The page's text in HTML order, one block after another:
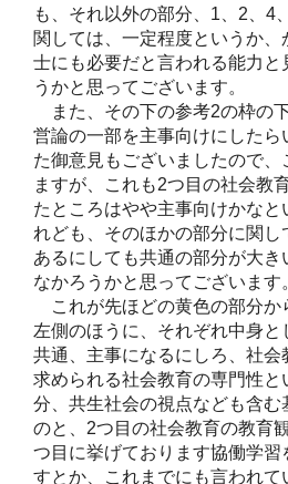
も、それ以外の部分、1、2、4
関しては、一定程度というか
士にも必要だと言われる能力と
うかと思ってございます。
また、その下の参考2の枠の
営論の一部を主事向けにしたら
た御意見もございましたので
ますが、これも2つ目の社会教
たところはやや主事向けかな
れども、そのほかの部分に関
あるにしても共通の部分が大
なかろうかと思ってございます
これが先ほどの黄色の部分か
左側のほうに、それぞれ中身
共通、主事になるにしろ、社会
求められる社会教育の専門性
分、共生社会の視点なども含む
のと、2つ目の社会教育の教育
つ目に挙げております協働学
すとか、これまでにも言われて